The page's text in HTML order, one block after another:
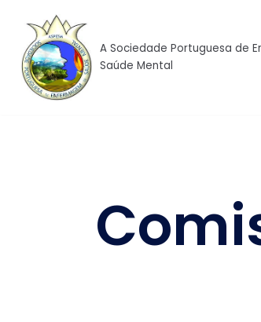
content
A Sociedade Portuguesa de
Saúde Mental